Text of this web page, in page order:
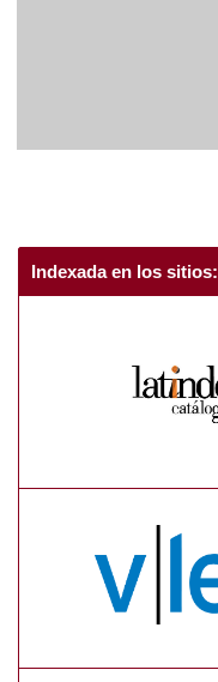
Indexada en los sitios: